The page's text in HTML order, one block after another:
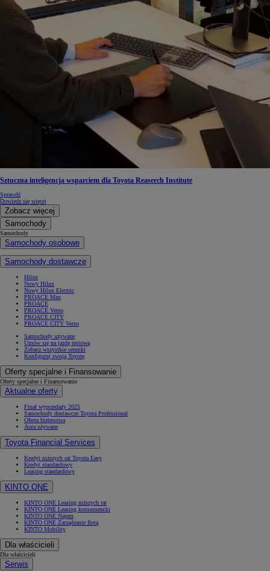
Sztuczna inteligencja wsparciem dla Toyota Reaserch Institute
Sprawdź
Dowiedz się więcej
Zobacz więcej
Samochody
Samochody
Samochody osobowe
Samochody dostawcze
Hilux
Nowy Hilux
Nowy Hilux Electric
PROACE Max
PROACE
PROACE Verso
PROACE CITY
PROACE CITY Verso
Samochody używane
Umów się na jazdę testową
Zobacz wszystkie cenniki
Konfiguruj swoją Toyotę
Oferty specjalne i Finansowanie
Oferty specjalne i Finansowanie
Aktualne oferty
Finał wyprzedaży 2025
Samochody dostawcze Toyota Professional
Oferta biznesowa
Auta używane
Toyota Financial Services
Kredyt niższych rat Toyota Easy
Kredyt standardowy
Leasing standardowy
KINTO ONE
KINTO ONE Leasing niższych rat
KINTO ONE Leasing konsumencki
KINTO ONE Najem
KINTO ONE Zarządzanie flotą
KINTO Mobility
Dla właścicieli
Dla właścicieli
Serwis